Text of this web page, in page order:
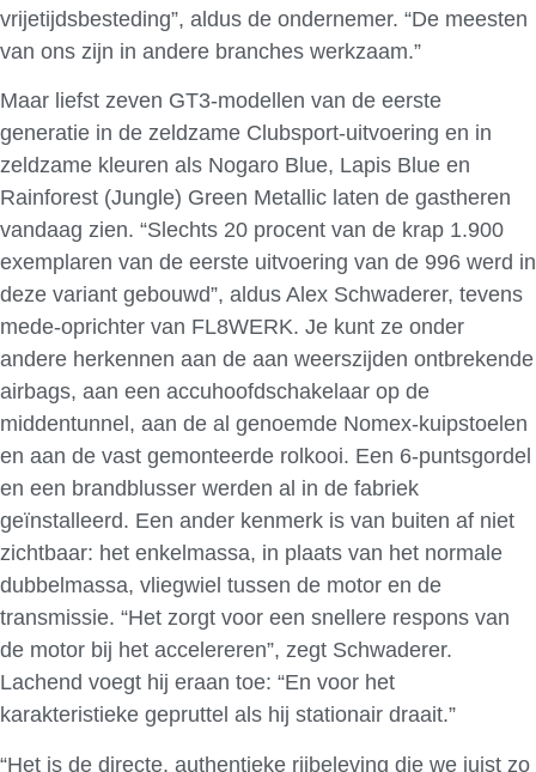
vrijetijdsbesteding”, aldus de ondernemer. “De meesten
van ons zijn in andere branches werkzaam.”
Maar liefst zeven GT3-modellen van de eerste
generatie in de zeldzame Clubsport-uitvoering en in
zeldzame kleuren als Nogaro Blue, Lapis Blue en
Rainforest (Jungle) Green Metallic laten de gastheren
vandaag zien. “Slechts 20 procent van de krap 1.900
exemplaren van de eerste uitvoering van de 996 werd in
deze variant gebouwd”, aldus Alex Schwaderer, tevens
mede-oprichter van FL8WERK. Je kunt ze onder
andere herkennen aan de aan weerszijden ontbrekende
airbags, aan een accuhoofdschakelaar op de
middentunnel, aan de al genoemde Nomex-kuipstoelen
en aan de vast gemonteerde rolkooi. Een 6-puntsgordel
en een brandblusser werden al in de fabriek
geïnstalleerd. Een ander kenmerk is van buiten af niet
zichtbaar: het enkelmassa, in plaats van het normale
dubbelmassa, vliegwiel tussen de motor en de
transmissie. “Het zorgt voor een snellere respons van
de motor bij het accelereren”, zegt Schwaderer.
Lachend voegt hij eraan toe: “En voor het
karakteristieke gepruttel als hij stationair draait.”
“Het is de directe, authentieke rijbeleving die we juist zo